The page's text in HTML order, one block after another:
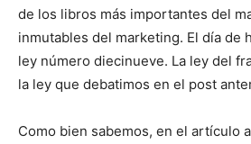
de los libros más importantes del
inmutables del marketing. El día de
ley número diecinueve. La ley del
la ley que debatimos en el post
Como bien sabemos, en el artículo